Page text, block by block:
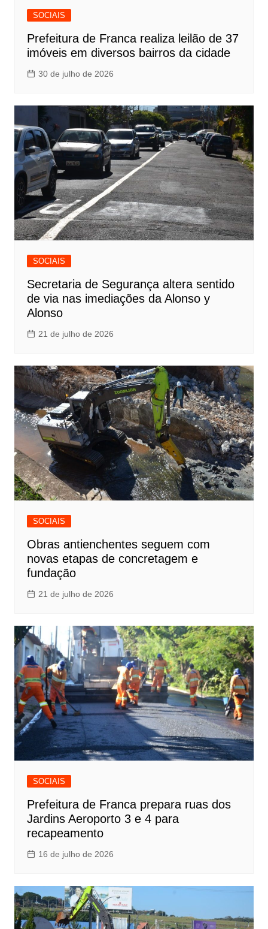
SOCIAIS
Prefeitura de Franca realiza leilão de 37
imóveis em diversos bairros da cidade
30 de julho de 2026
SOCIAIS
Secretaria de Segurança altera sentido
de via nas imediações da Alonso y
Alonso
21 de julho de 2026
SOCIAIS
Obras antienchentes seguem com
novas etapas de concretagem e
fundação
21 de julho de 2026
SOCIAIS
Prefeitura de Franca prepara ruas dos
Jardins Aeroporto 3 e 4 para
recapeamento
16 de julho de 2026